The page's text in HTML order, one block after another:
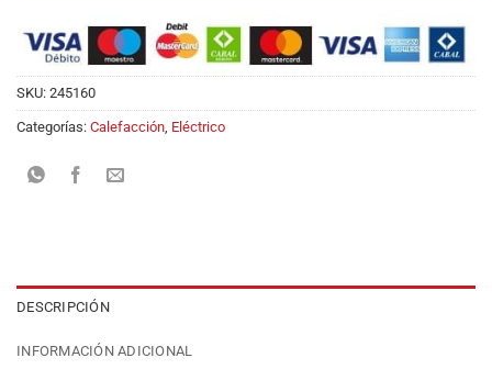
SKU: 245160
Categorías: Calefacción, Eléctrico
DESCRIPCIÓN
INFORMACIÓN ADICIONAL